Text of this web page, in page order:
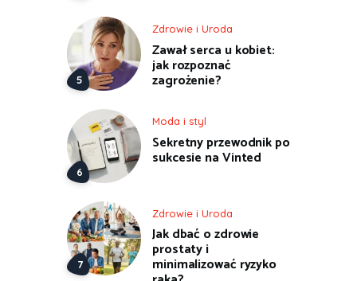
Zdrowie i Uroda
Zawał serca u kobiet:
jak rozpoznać
zagrożenie?
Moda i styl
Sekretny przewodnik po
sukcesie na Vinted
Zdrowie i Uroda
Jak dbać o zdrowie
prostaty i
minimalizować ryzyko